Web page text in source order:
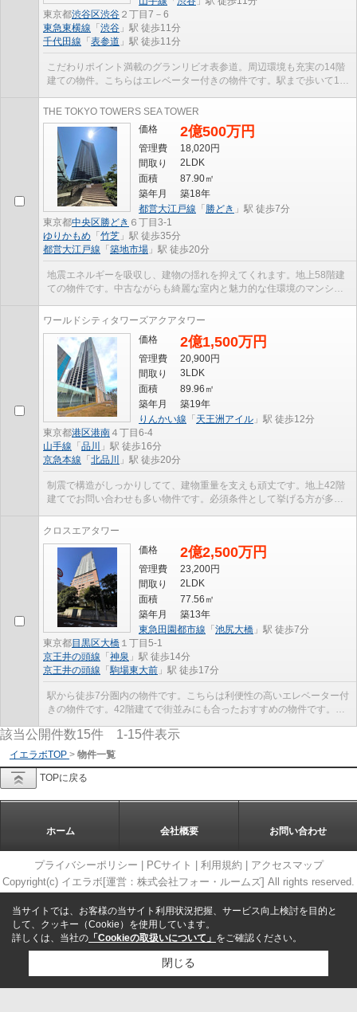
東京都渋谷区渋谷 ２丁目7－6
東急東横線 「 渋谷 」駅 徒歩11分
千代田線 「 表参道 」駅 徒歩11分
こだわりポイント満載のグランリビオ表参道。周辺環境も充実の14階
建ての物件。こちらはエレベーター付きの物件です。駅まで歩いて11
THE TOKYO TOWERS SEA TOWER
価格
2億500万円
管理費
18,020円
間取り
2LDK
面積
87.90㎡
築年月
築18年
東京都中央区勝どき ６丁目3-1
都営大江戸線 「 勝どき 」駅 徒歩7分
ゆりかもめ 「 竹芝 」駅 徒歩35分
都営大江戸線 「 築地市場 」駅 徒歩20分
地震エネルギーを吸収し、建物の揺れを抑えてくれます。地上58階建
ての物件です。中古ながらも綺麗な室内と魅力的な住環境のマンショ
ワールドシティタワーズアクアタワー
価格
2億1,500万円
管理費
20,900円
間取り
3LDK
面積
89.96㎡
築年月
築19年
東京都港区港南 ４丁目6-4
りんかい線 「 天王洲アイル 」駅 徒歩12分
山手線 「 品川
」駅 徒歩16分
京急本線 「 北品川 」駅 徒歩20分
制震で構造がしっかりしてて、建物重量を支えも頑丈です。地上42階
建てでお問い合わせも多い物件です。必須条件として挙げる方が多
クロスエアタワー
価格
2億2,500万円
管理費
23,200円
間取り
2LDK
面積
77.56㎡
築年月
築13年
東京都目黒区大橋 １丁目5-1
東急田園都市線 「 池尻大橋 」駅 徒歩7分
京王井の頭線 「 神泉 」駅 徒歩14分
京王井の頭線 「駒場東大前 」駅 徒歩17分
駅から徒歩7分圏内の物件です。こちらは利便性の高いエレベーター付
きの物件です。42階建てで街並みにも合ったおすすめの物件です。中
該当公開件数15件 1-15件表示
イエラボTOP > 物件一覧
TOPに戻る
ホーム 会社概要 お問い合わせ
プライバシーポリシー PCサイト 利用規約
アクセスマップ
Copyright(c) イエラボ[運営：株式会社フォー・ルームズ] All rights reserved.
当サイトでは、お客様の当サイト利用状況把握、サービス向上検討を目的と
して、クッキー（Cookie）を使用しています。
詳しくは、当社の 「Cookieの取扱いについて」 をご確認ください。
閉じる